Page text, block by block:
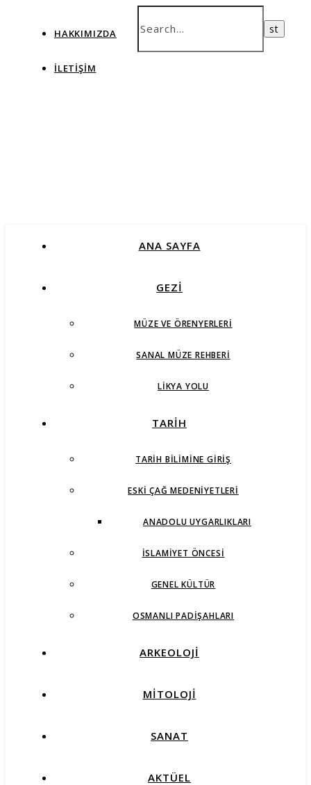
HAKKIMIZDA
İLETIŞIM
ANA SAYFA
GEZİ
MÜZE VE ÖRENYERLERI
SANAL MÜZE REHBERI
LIKYA YOLU
TARİH
TARIH BILIMINE GIRIŞ
ESKI ÇAĞ MEDENIYETLERI
ANADOLU UYGARLIKLARI
İSLAMIYET ÖNCESI
GENEL KÜLTÜR
OSMANLI PADIŞAHLARI
ARKEOLOJİ
MİTOLOJİ
SANAT
AKTÜEL